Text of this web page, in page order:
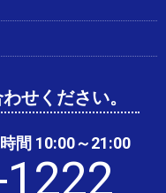
せください。
間 10:00～21:00